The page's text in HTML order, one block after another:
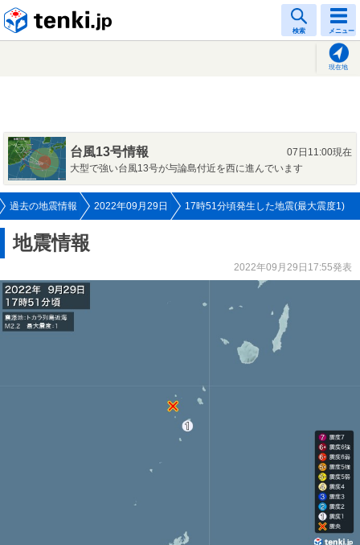
検索 メニュー
現在地
台風13号情報
07日11:00現在
大型で強い台風13号が与論島付近を西に進んでいます
過去の地震情報 2022年09月29日 17時51分頃発生した地震(最大震度1)
地震情報
2022年09月29日17:55発表